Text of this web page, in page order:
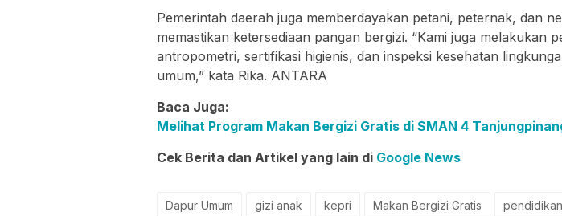
Pemerintah daerah juga memberdayakan petani, peternak, dan
memastikan ketersediaan pangan bergizi. “Kami juga melakukan
antropometri, sertifikasi higienis, dan inspeksi kesehatan
umum,” kata Rika. ANTARA
Baca Juga:
Melihat Program Makan Bergizi Gratis di SMAN 4
Cek Berita dan Artikel yang lain di Google News
Dapur Umum gizi anak kepri Makan Bergizi Gratis
pendidikan